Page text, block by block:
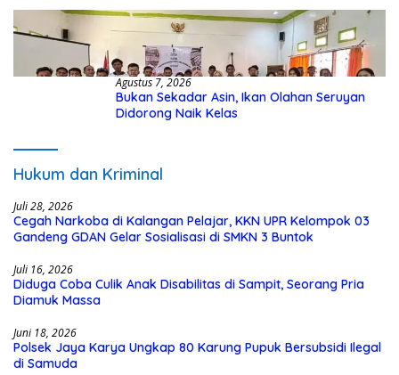
Agustus 7, 2026
Bukan Sekadar Asin, Ikan Olahan Seruyan
Didorong Naik Kelas
Hukum dan Kriminal
Juli 28, 2026
Cegah Narkoba di Kalangan Pelajar, KKN UPR Kelompok 03
Gandeng GDAN Gelar Sosialisasi di SMKN 3 Buntok
Juli 16, 2026
Diduga Coba Culik Anak Disabilitas di Sampit, Seorang Pria
Diamuk Massa
Juni 18, 2026
Polsek Jaya Karya Ungkap 80 Karung Pupuk Bersubsidi Ilegal
di Samuda